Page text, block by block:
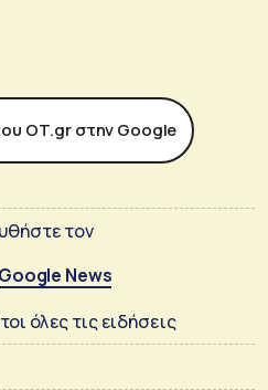
ΟΤ.gr στην Google
τον
Google News
όλες τις ειδήσεις